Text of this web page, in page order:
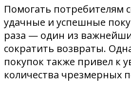
Помогать потребителям
удачные и успешные
раза — один из
сократить возвраты.
покупок также привел к
количества чрезмерных